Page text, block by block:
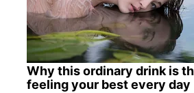
Why this ordinary drink is
feeling your best every day